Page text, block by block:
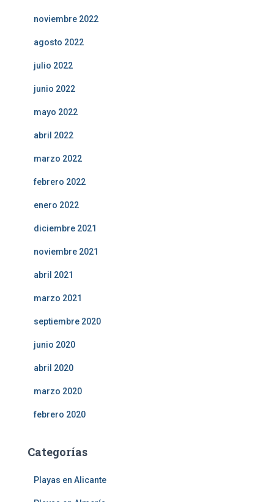
noviembre 2022
agosto 2022
julio 2022
junio 2022
mayo 2022
abril 2022
marzo 2022
febrero 2022
enero 2022
diciembre 2021
noviembre 2021
abril 2021
marzo 2021
septiembre 2020
junio 2020
abril 2020
marzo 2020
febrero 2020
Categorías
Playas en Alicante